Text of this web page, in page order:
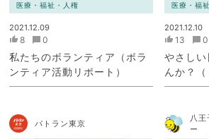
医療・福祉・人権
2021.12.09
8 0
私たちのボランティア（ボラ
ンティア活動リポート）
医療・福
2021.12.10
13 0
やさし
んか？（
パトラン東京
八
ー